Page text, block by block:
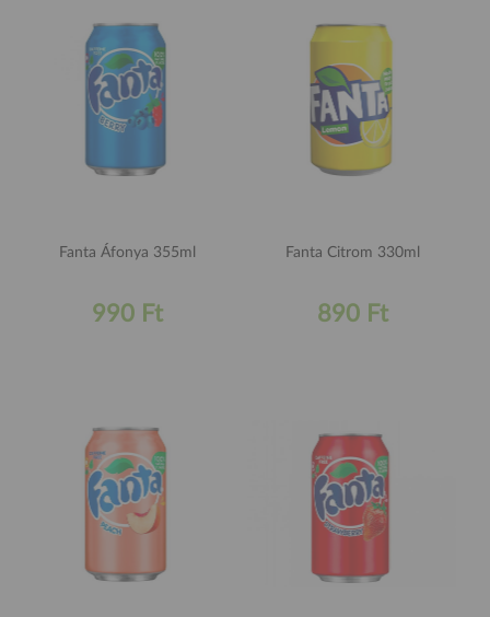
Fanta Áfonya 355ml
990 Ft
Fanta Citrom 330ml
890 Ft